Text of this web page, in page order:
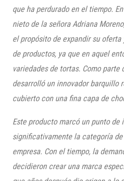
que ha perdurado en el tiempo.
nieto de la señora Adriana
el propósito de expandir su
de productos, ya que en aquel
variedades de tortas. Como parte
desarrolló un innovador barquillo
cubierto con una fina capa de
Este producto marcó un punto de
significativamente la categoría
empresa. Con el tiempo, la
decidieron crear una marca